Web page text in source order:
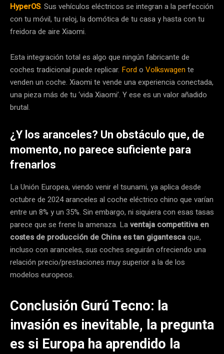
HyperOS. Sus vehículos eléctricos se integran a la perfección
con tu móvil, tu reloj, la domótica de tu casa y hasta con tu
freidora de aire Xiaomi.
Esta integración total es algo que ningún fabricante de
coches tradicional puede replicar. Fordo Volkswagente
venden un coche. Xiaomi te vende una experiencia conectada,
una pieza más de tu ‘vida Xiaomi’. Y ese es un valor añadido
brutal.
¿Y los aranceles? Un obstáculo que, de
momento, no parece suficiente para
frenarlos
La Unión Europea, viendo venir el tsunami, ya aplica desde
octubre de 2024 aranceles al coche eléctrico chino que varían
entre un 8% y un 35%. Sin embargo, ni siquiera con esas tasas
parece que se frene la amenaza. Laventaja competitiva en
costes de producción de China es tan gigantescaque,
incluso con aranceles, sus coches seguirán ofreciendo una
relación precio/prestaciones muy superior a la de los
modelos europeos.
Conclusión Gurú Tecno: la
invasión es inevitable, la pregunta
es si Europa ha aprendido la